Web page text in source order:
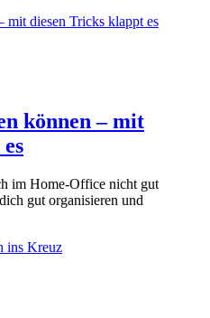
können – mit
im Home-Office nicht gut
gut organisieren und